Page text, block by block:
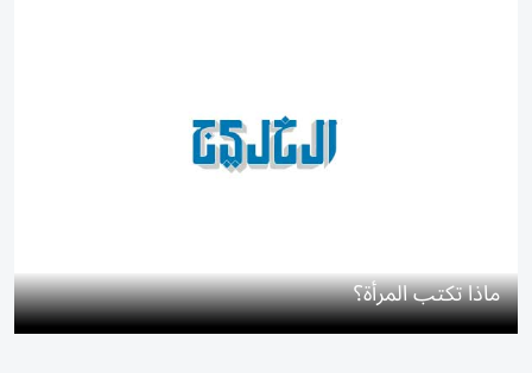
ماذا تكتب المرأة؟